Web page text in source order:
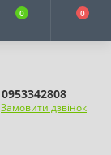
0 0
0953342808
Замовити дзвінок